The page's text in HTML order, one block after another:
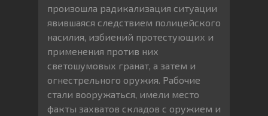
произошла радикализация ситуации
явившаяся следствием полицейского
насилия, избиений протестующих и
применения против них
светошумовых гранат, а затем и
огнестрельного оружия. Рабочие
стали вооружаться, имели место
факты захватов складов с оружием и